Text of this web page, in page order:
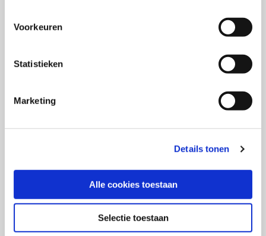
Voorkeuren
Statistieken
Marketing
Details tonen
Alle cookies toestaan
Selectie toestaan
ELM, Petty & Cacioppo (1986)